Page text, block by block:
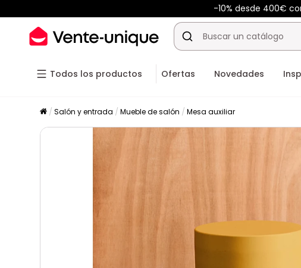
-10% desde 400€
Todos los productos Ofertas Novedades
Salón y entrada Mueble de salón Mesa auxiliar